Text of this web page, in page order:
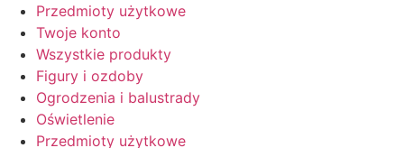
Przedmioty użytkowe
Twoje konto
Wszystkie produkty
Figury i ozdoby
Ogrodzenia i balustrady
Oświetlenie
Przedmioty użytkowe